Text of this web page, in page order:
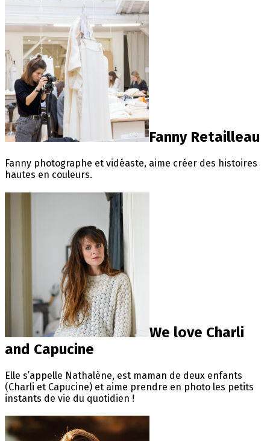
Fanny Retailleau
Fanny photographe et vidéaste, aime créer des histoires
hautes en couleurs.
We love Charli
and Capucine
Elle s’appelle Nathalène, est maman de deux enfants
(Charli et Capucine) et aime prendre en photo les petits
instants de vie du quotidien !